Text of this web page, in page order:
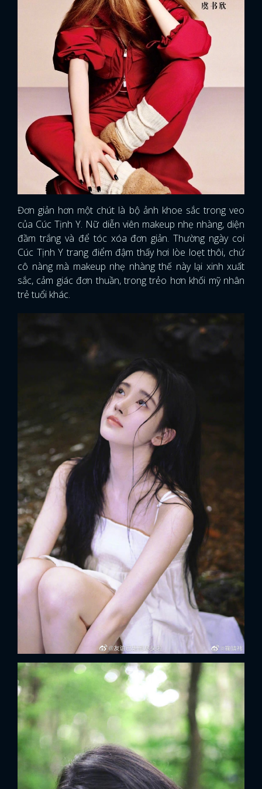
Đơn giản hơn một chút là bộ ảnh khoe sắc trong veo
của Cúc Tịnh Y. Nữ diễn viên makeup nhẹ nhàng, diện
đầm trắng và để tóc xóa đơn giản. Thường ngày coi
Cúc Tịnh Y trang điểm đậm thấy hơi lòe loẹt thôi, chứ
cô nàng mà makeup nhẹ nhàng thế này lại xinh xuất
sắc, cảm giác đơn thuần, trong trẻo hơn khối mỹ nhân
trẻ tuổi khác.